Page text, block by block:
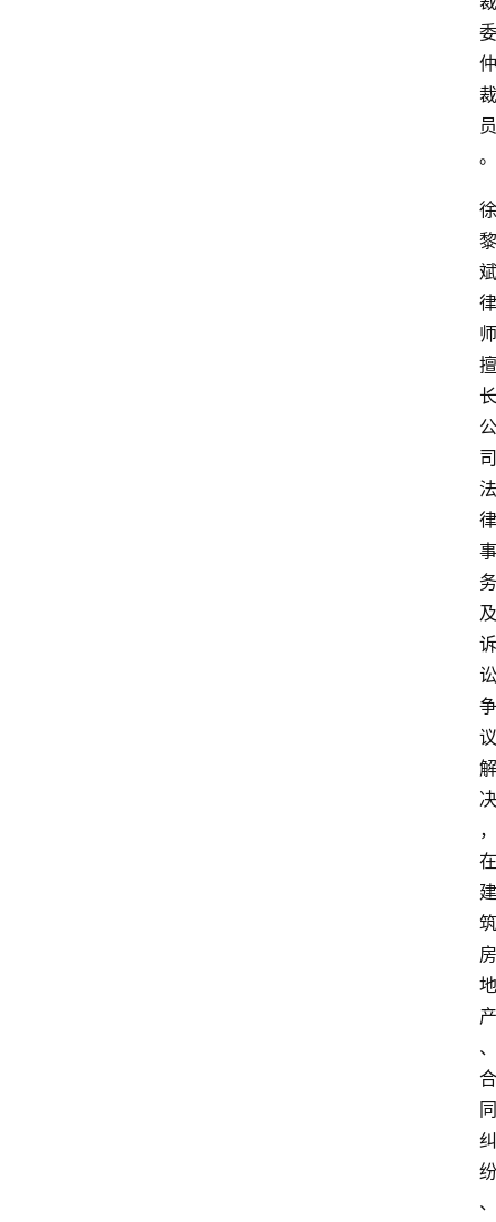
委
仲
裁
员
。
徐
黎
斌
律
师
擅
长
公
司
法
律
事
务
及
诉
讼
争
议
解
决
，
在
建
筑
房
地
产
、
合
同
纠
纷
、